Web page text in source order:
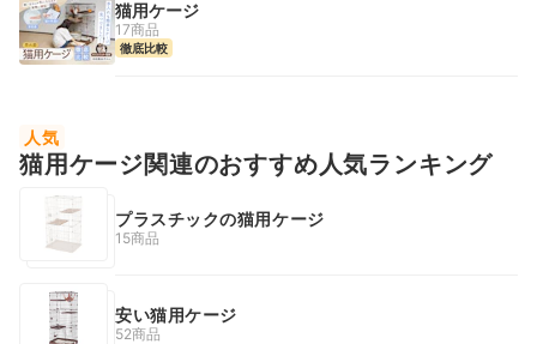
猫用ケージ
17商品
徹底比較
人気
猫用ケージ関連のおすすめ人気ランキング
プラスチックの猫用ケージ
15商品
安い猫用ケージ
52商品